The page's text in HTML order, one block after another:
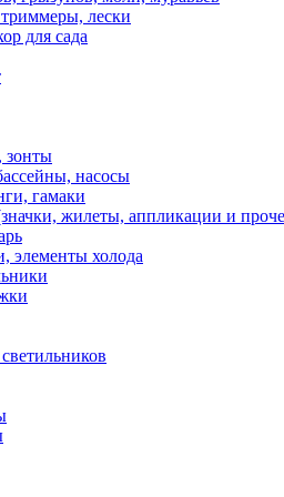
лески
для сада
зонты
насосы
гамаки
жилеты, аппликации и
элементы холода